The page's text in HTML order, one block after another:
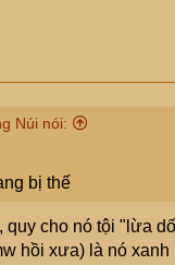
Núi nói:
bị thế
quy cho nó tội "lừa
hồi xưa) là nó xanh